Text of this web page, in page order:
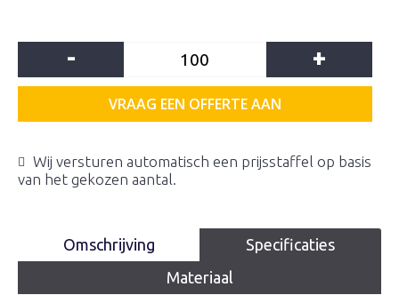
- +
VRAAG EEN OFFERTE AAN
Wij versturen automatisch een prijsstaffel op basis
van het gekozen aantal.
Omschrijving
Specificaties
Materiaal